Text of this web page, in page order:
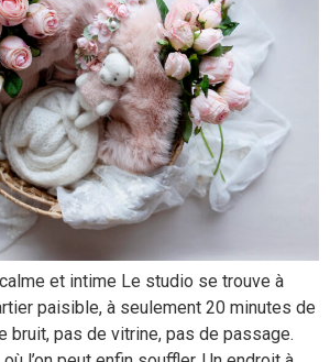
et intime Le studio se trouve à
paisible, à seulement 20 minutes de
bruit, pas de vitrine, pas de passage.